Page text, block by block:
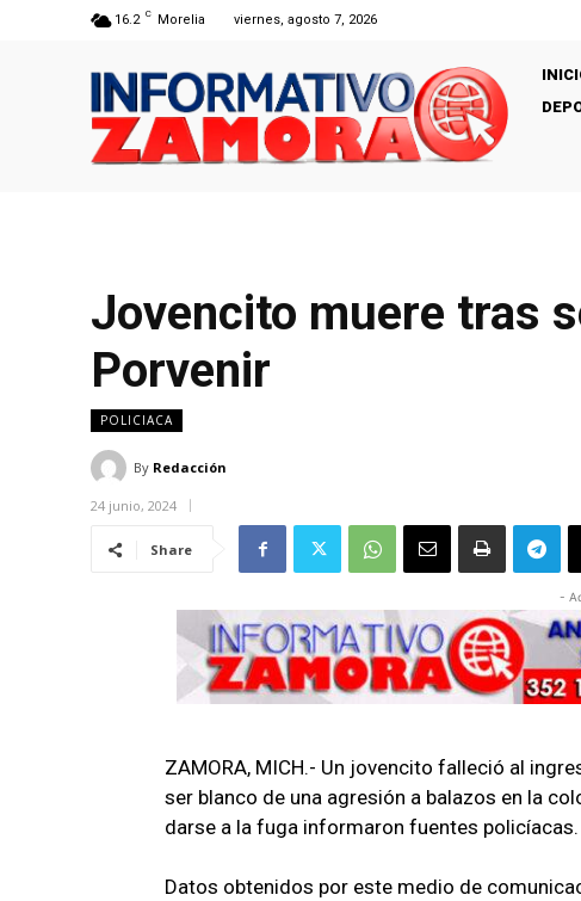
16.2 C Morelia viernes, agosto 7, 2026
Jovencito muere tras
Porvenir
POLICIACA
By Redacción
24 junio, 2024
Share
-
ZAMORA, MICH.- Un jovencito falleció al
ser blanco de una agresión a balazos en la
darse a la fuga informaron fuentes policíacas.
Datos obtenidos por este medio de